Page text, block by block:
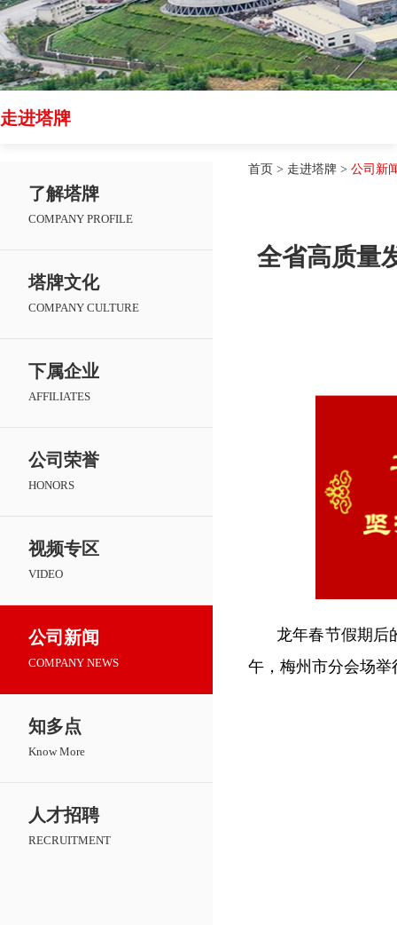
走进塔牌
了解塔牌
COMPANY PROFILE
塔牌文化
COMPANY CULTURE
下属企业
AFFILIATES
公司荣誉
HONORS
视频专区
VIDEO
公司新闻
COMPANY NEWS
知多点
Know More
人才招聘
RECRUITMENT
首页 > 走进塔牌 > 公司新
全省高质量
龙年春节假期后
午，梅州市分会场